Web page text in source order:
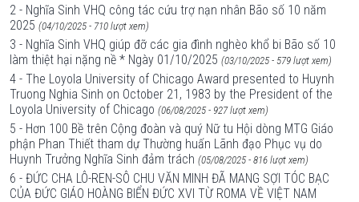
2 - Nghĩa Sinh VHQ công tác cứu trợ nạn nhân Bão số 10 năm
2025 (04/10/2025 - 710 lượt xem)
3 - Nghĩa Sinh VHQ giúp đỡ các gia đình nghèo khổ bi Bão số 10
làm thiệt hại nặng nề * Ngày 01/10/2025 (03/10/2025 - 579 lượt xem)
4 - The Loyola University of Chicago Award presented to Huynh
Truong Nghia Sinh on October 21, 1983 by the President of the
Loyola University of Chicago (06/08/2025 - 927 lượt xem)
5 - Hơn 100 Bề trên Cộng đoàn và quý Nữ tu Hội dòng MTG Giáo
phận Phan Thiết tham dự Thường huấn Lãnh đạo Phục vụ do
Huynh Trưởng Nghĩa Sinh đảm trách (05/08/2025 - 816 lượt xem)
6 - ĐỨC CHA LÔ-REN-SÔ CHU VĂN MINH ĐÃ MANG SỢI TÓC BẠC
CỦA ĐỨC GIÁO HOÀNG BIỂN ĐỨC XVI TỪ ROMA VỀ VIỆT NAM